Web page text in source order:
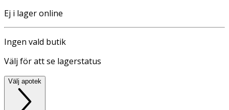
Ej i lager online
Ingen vald butik
Välj för att se lagerstatus
Välj apotek